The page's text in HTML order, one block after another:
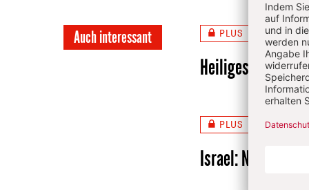
Auch interessant PLUS Heft 7/
Heiliges Land:
PLUS Heft 5/
Israel:Nur für